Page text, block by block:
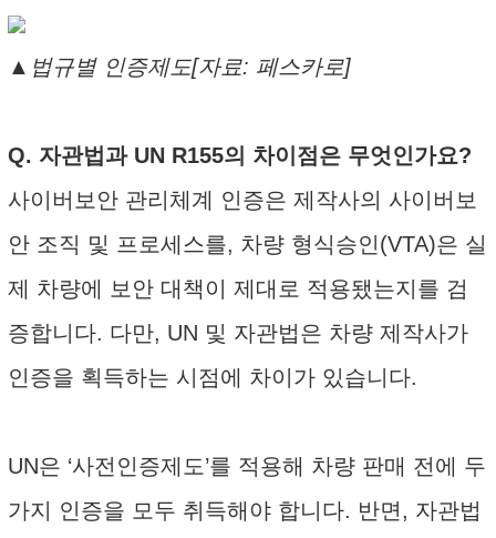
▲법규별 인증제도[자료: 페스카로]
Q. 자관법과 UN R155의 차이점은 무엇인가요?
사이버보안 관리체계 인증은 제작사의 사이버보
안 조직 및 프로세스를, 차량 형식승인(VTA)은 실
제 차량에 보안 대책이 제대로 적용됐는지를 검
증합니다. 다만, UN 및 자관법은 차량 제작사가
인증을 획득하는 시점에 차이가 있습니다.
UN은 ‘사전인증제도’를 적용해 차량 판매 전에 두
가지 인증을 모두 취득해야 합니다. 반면, 자관법